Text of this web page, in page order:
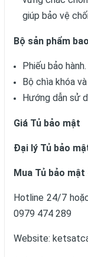
giúp bảo vệ
Bộ sản phẩm
Phiếu bảo hành.
Bộ chìa khóa
Hướng dẫn sử
Giá Tủ bảo mật
Đại lý Tủ bảo
Mua Tủ bảo
Hotline 24/7
0979 474 289
Website: